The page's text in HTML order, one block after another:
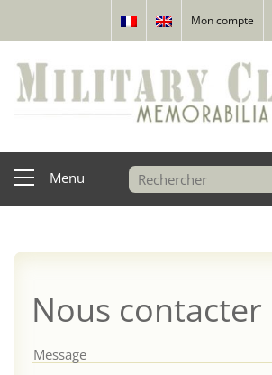
Mon compte
Menu
Nous contacter